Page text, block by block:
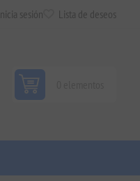
Inicia sesión Lista de deseos